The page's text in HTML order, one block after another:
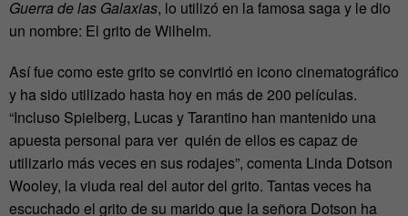
Guerra de las Galaxias, lo utilizó en la famosa saga y le dio
un nombre: El grito de Wilhelm.
Así fue como este grito se convirtió en icono cinematográfico
y ha sido utilizado hasta hoy en más de 200 películas.
“Incluso Spielberg, Lucas y Tarantino han mantenido una
apuesta personal para ver quién de ellos es capaz de
utilizarlo más veces en sus rodajes”, comenta Linda Dotson
Wooley, la viuda real del autor del grito. Tantas veces ha
escuchado el grito de su marido que la señora Dotson ha